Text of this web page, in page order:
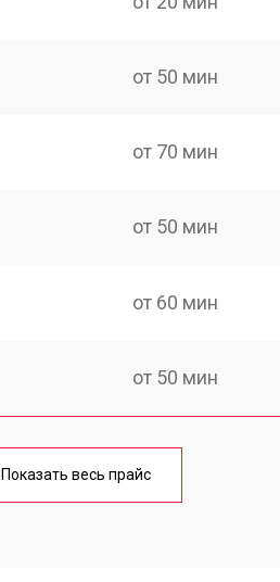
от 50 мин
от 70 мин
от 50 мин
от 60 мин
от 50 мин
Показать весь прайс